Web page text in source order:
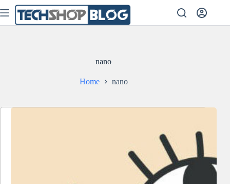
to
content
nano
Home nano